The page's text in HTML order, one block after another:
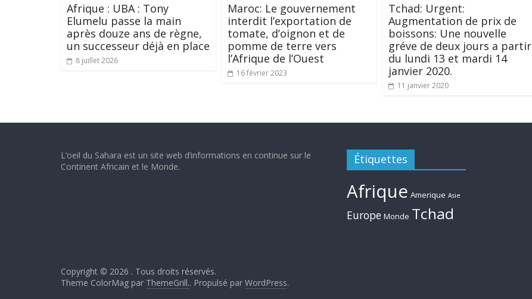
Afrique : UBA : Tony
Elumelu passe la main
après douze ans de règne,
un successeur déjà en place
8 juillet 2026
Maroc: Le gouvernement
interdit l’exportation de
tomate, d’oignon et de
pomme de terre vers
l’Afrique de l’Ouest
16 février 2023
Tchad: Urgent:
Augmentation de prix de
boissons: Une nouvelle
gréve de deux jours a partir
du lundi 13 et mardi 14
janvier 2020.
11 janvier 2020
L’oeil du Sahara est un site web d’informations en continue sur le
Continent Africain et le Monde.
Étiquettes
Afrique Amerique Asie
Europe Monde Tchad
Copyright © 2026 . Tous droits réservés.
Theme ColorMag par ThemeGrill.. Propulsé par WordPress.